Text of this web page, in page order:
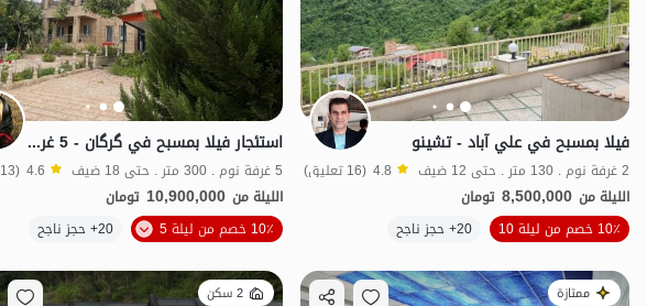
فيلا بمسبح في علي آباد - تشينو
2 غرفة نوم . 130 متر . حتى 12 ضيف 4.8 (16 تعليق)
الليلة من 8,500,000 تومان
10٪ خصم من ليلة 10
20+ حجز ناجح منظر جميل
استئجار فيلا بمسبح في گرگان - 5 غرف نوم - توشان
5 غرفة نوم . 300 متر . حتى 18 ضيف 4.6 (13 تعليق)
الليلة من 10,900,000 تومان
10٪ خصم من ليلة 5
20+ حجز ناجح
ممتازة
2 سكن